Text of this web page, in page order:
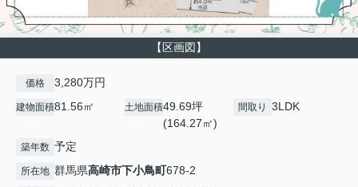
【区画図】
価格 3,280万円
建物面積81.56㎡ 土地面積49.69坪
(164.27㎡)
間取り 3LDK
築年数 予定
所在地 群馬県高崎市下小鳥町678-2